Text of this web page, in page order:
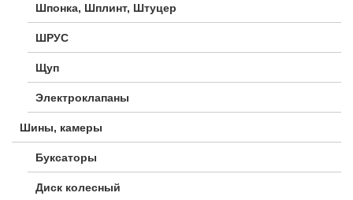
Шпонка, Шплинт, Штуцер
ШРУС
Щуп
Электроклапаны
Шины, камеры
Буксаторы
Диск колесный